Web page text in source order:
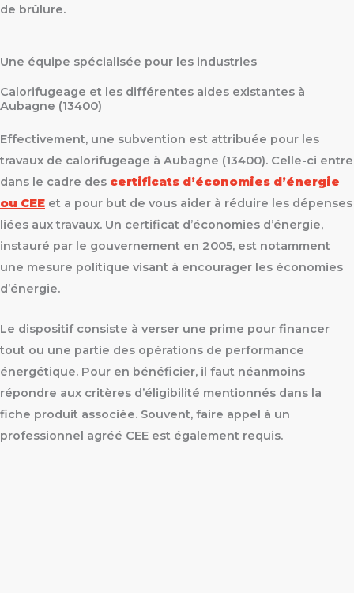
de brûlure.
Une équipe spécialisée pour les industries
Calorifugeage et les différentes aides existantes à
Aubagne (13400)
Effectivement, une subvention est attribuée pour les
travaux de calorifugeage à Aubagne (13400). Celle-ci entre
dans le cadre des certificats d’économies d’énergie
ou CEE et a pour but de vous aider à réduire les dépenses
liées aux travaux. Un certificat d’économies d’énergie,
instauré par le gouvernement en 2005, est notamment
une mesure politique visant à encourager les économies
d’énergie.
Le dispositif consiste à verser une prime pour financer
tout ou une partie des opérations de performance
énergétique. Pour en bénéficier, il faut néanmoins
répondre aux critères d’éligibilité mentionnés dans la
fiche produit associée. Souvent, faire appel à un
professionnel agréé CEE est également requis.